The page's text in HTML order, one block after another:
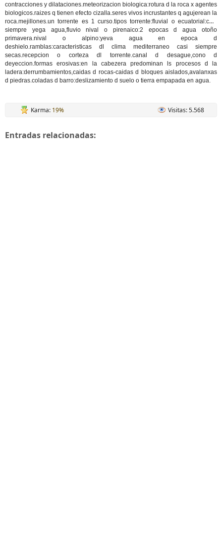
contracciones y dilataciones.meteorizacion biologica:rotura d la roca x agentes
biologicos.raizes q tienen efecto cizalla.seres vivos incrustantes q agujerean la
roca.mejillones.un torrente es 1 curso.tipos torrente:fluvial o ecuatorial:casi
siempre yega agua,fluvio nival o pirenaico:2 epocas d agua otoño
primavera.nival o alpino:yeva agua en epoca d
deshielo.ramblas:caracteristicas dl clima mediterraneo casi siempre
secas.recepcion o corteza dl torrente.canal d desague,cono d
deyeccion.formas erosivas:en la cabezera predominan ls procesos d la
ladera:derrumbamientos,caidas d rocas-caidas d bloques aislados,avalanxas
d piedras.coladas d barro:deslizamiento d suelo o tierra empapada en agua.
Karma: 19% Visitas: 5.568
Entradas relacionadas: